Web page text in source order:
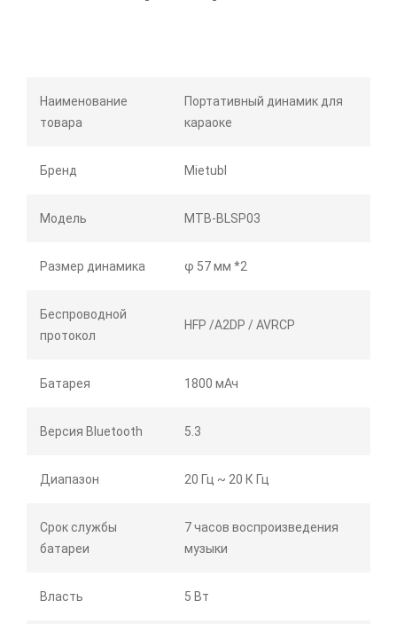
Наименование
товара
Портативный динамик для
караоке
Бренд Mietubl
Модель MTB-BLSP03
Размер динамика φ 57 мм *2
Беспроводной
протокол
HFP /A2DP / AVRCP
Батарея 1800 мАч
Версия Bluetooth 5.3
Диапазон 20 Гц ~ 20 К Гц
Срок службы
батареи
7 часов воспроизведения
музыки
Власть 5 Вт